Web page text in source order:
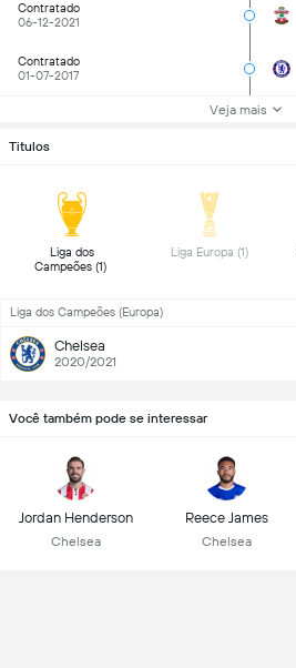
Contratado
06-12-2021
Contratado
01-07-2017
Veja mais
Titulos
Liga dos
Campeões (1)
Liga Europa (1)
Liga dos Campeões (Europa)
Chelsea
2020/2021
Você também pode se interessar
Jordan Henderson
Chelsea
Reece James
Chelsea